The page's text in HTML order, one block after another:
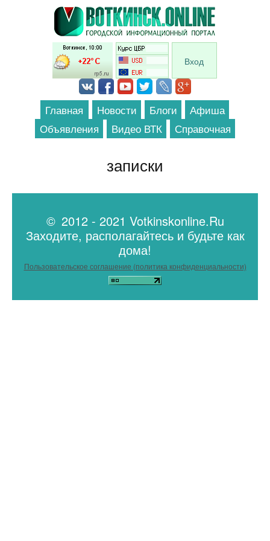
Перейти к основному содержанию
Вход
Главная Новости Блоги
Афиша
Объявления
Видео ВТК Справочная
записки
© 2012 - 2021 Votkinskonline.Ru
Заходите, располагайтесь и будьте как
дома!
Пользовательское соглашение (политика конфиденциальности)